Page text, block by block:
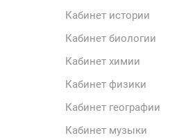
Кабинет истории
Кабинет биологии
Кабинет химии
Кабинет физики
Кабинет географии
Кабинет музыки